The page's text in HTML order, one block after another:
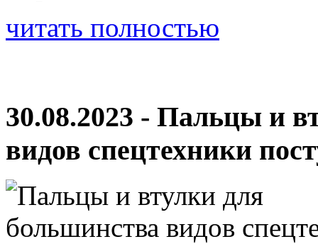
читать полностью
30.08.2023 - Пальцы и
видов спецтехники